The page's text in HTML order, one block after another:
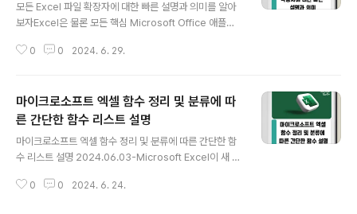
모든 Excel 파일 확장자에 대한 빠른 설명과 의미를 알아
보자Excel은 물론 모든 핵심 Microsoft Office 애플리
다. 이러한 업그레이드와 함께 Excel 파일 간의 차이점
이만이 아닙니다. 일부 파일 확장자는 특히 파일 유형을 나
타냅니다. 예를 들어, Excel 템플릿인지 매크로가 포함
된 Excel 파일인지 여부입니다.목차.Excel 파일 확장자
가 중요한 이유 버전별 Excel 파일 확장자 XLS와 XLSX
른 파일 유형 열기Excel 파일 확장자를 모두 이해했다면 ..
0 0 2024. 6. 29.
마이크로소프트 엑셀 함수 정리 및 분류에 따
른 간단한 함수 리스트 설명
마이크로소프트 엑셀 함수 정리 및 분류에 따른 간단한 함
수 리스트 설명 2024.06.03-Microsoft Excel이 새 셀
명정보xCELL셀의 서식, 위치 또는 내용에 대한 정보를 보
0 0 2024. 6. 24.